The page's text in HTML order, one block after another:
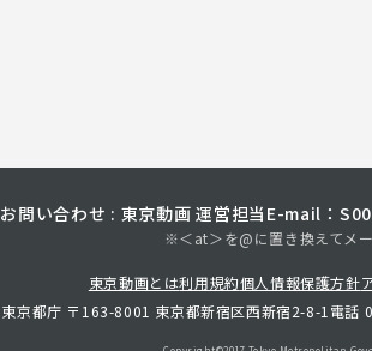
お問い合わせ : 東京動画 運営担当 E-mail：
※＜at＞を@に置き換えてメ
東京動画とは利用規約個人情報保護方針
東京都庁 〒163-8001 東京都新宿区西新宿2-8-1 電話